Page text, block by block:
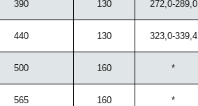
390 130 272,0-289,0
440 130 323,0-339,4
500 160 *
565 160 *